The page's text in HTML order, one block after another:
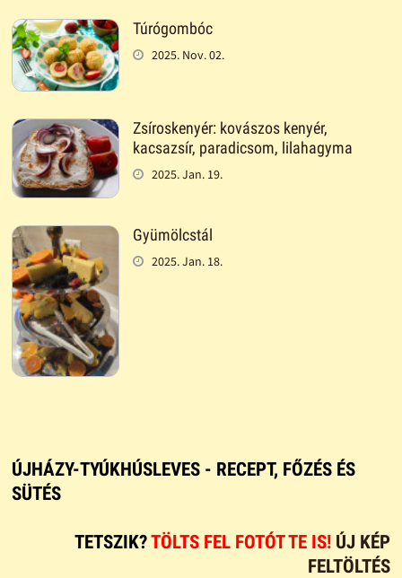
Túrógombóc
2025. Nov. 02.
Zsíroskenyér: kovászos kenyér,
kacsazsír, paradicsom, lilahagyma
2025. Jan. 19.
Gyümölcstál
2025. Jan. 18.
ÚJHÁZY-TYÚKHÚSLEVES - RECEPT, FŐZÉS ÉS
SÜTÉS
TETSZIK?TÖLTS FEL FOTÓT TE IS! ÚJ KÉP
FELTÖLTÉS